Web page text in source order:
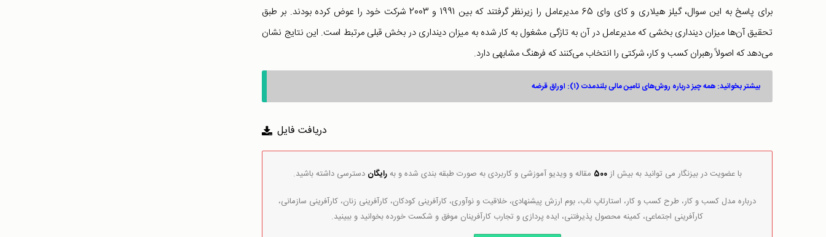
برای پاسخ به این سوال، گیلز هیلاری و کای وای 65 مدیرعامل را زیرنظر گرفتند که بین 1991 و 2003 شرکت خود را عوض کرده بودند. بر طبق
تحقیق آن‌ها میزان دینداری بخشی که مدیرعامل در آن به تازگی مشغول به کار شده به میزان دینداری در بخش قبلی مرتبط است. این نتایج نشان
می‌دهد که اصولاً رهبران کسب و کار، شرکتی را انتخاب می‌کنند که فرهنگ مشابهی دارد.
بیشتر بخوانید: همه چیز درباره روش‌های تامین مالی بلندمدت (۱): اوراق قرضه
دریافت فایل
با عضویت در بیزنگار می توانید به بیش از500 مقاله و ویدیو آموزشی و کاربردی به صورت طبقه بندی شده و بهرایگان دسترسی داشته باشید.
درباره مدل کسب و کار، طرح کسب و کار، استارتاپ ناب، بوم ارزش پیشنهادی، خلاقیت و نوآوری، کارآفرینی کودکان، کارآفرینی زنان، کارآفرینی سازمانی،
کارآفرینی اجتماعی، کمینه محصول پذیرفتنی، ایده پردازی و تجارب کارآفرینان موفق و شکست خورده بخوانید و ببینید.